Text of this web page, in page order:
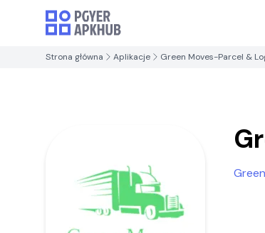
Strona główna Aplikacje Green Moves-Parcel &